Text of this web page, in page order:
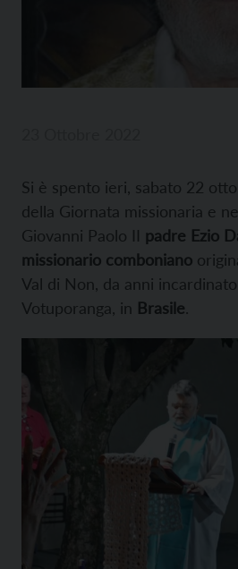
Si è spento ieri, sabato 22
della Giornata missionaria e
Giovanni Paolo II padre Ezio
missionario comboniano
Val di Non, da anni
Votuporanga, in Brasile.